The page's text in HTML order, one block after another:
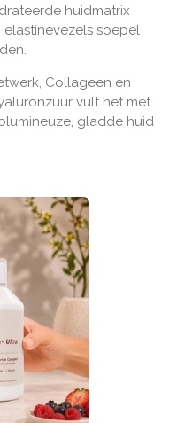
huidmatrix
soepel
Collageen en
vult het met
gladde huid